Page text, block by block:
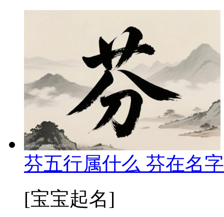
芬五行属什么 芬在名
[宝宝起名]